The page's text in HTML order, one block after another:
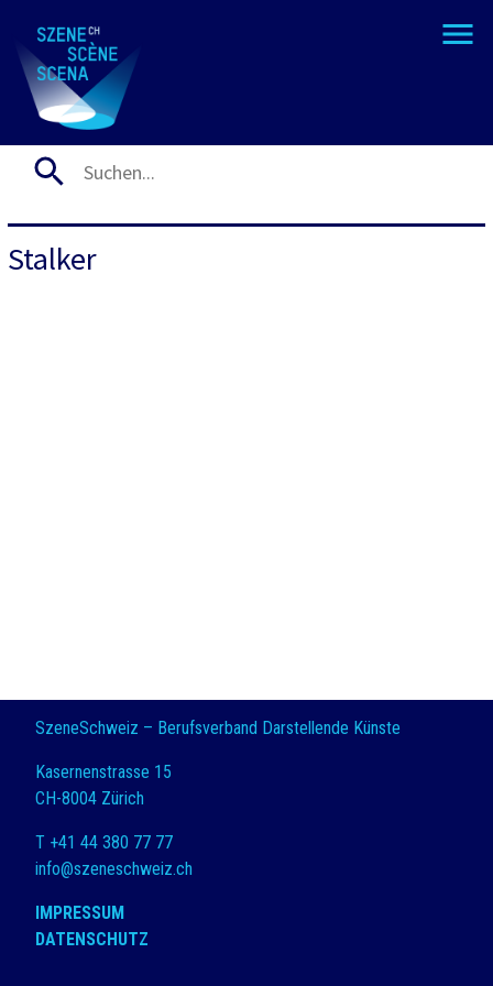
Stalker
SzeneSchweiz – Berufsverband Darstellende Künste
Kasernenstrasse 15
CH-8004 Zürich
T +41 44 380 77 77
info@szeneschweiz.ch
IMPRESSUM
DATENSCHUTZ